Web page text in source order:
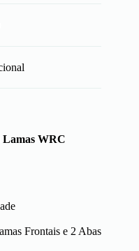
Lamas WRC
Frontais e 2 Abas